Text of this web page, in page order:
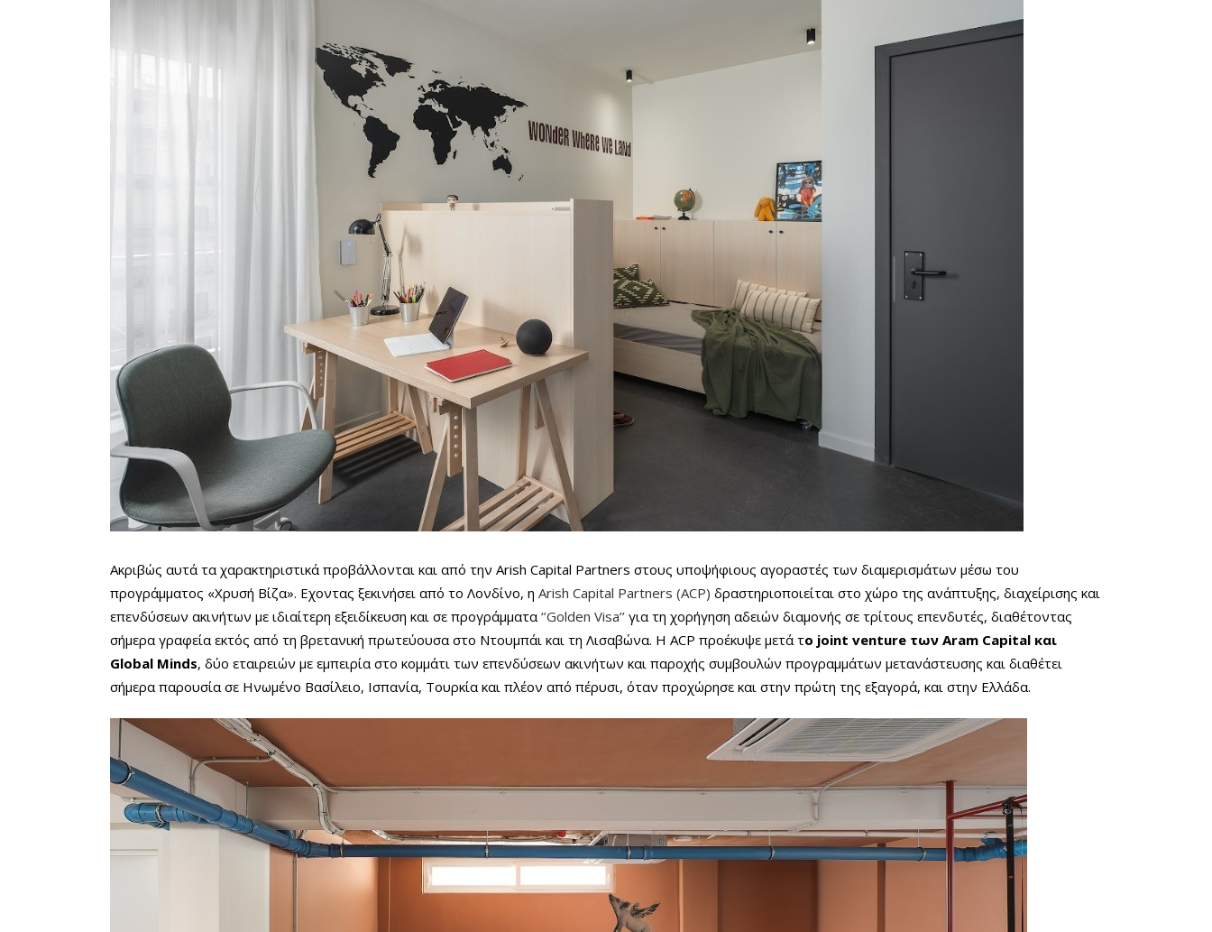
Ακριβώς αυτά τα χαρακτηριστικά προβάλλονται και από την Arish Capital Partners στους υποψήφιους αγοραστές των διαμερισμάτων μέσω του
προγράμματος «Χρυσή Βίζα». Εχοντας ξεκινήσει από το Λονδίνο, η Arish Capital Partners (ACP) δραστηριοποιείται στο χώρο της ανάπτυξης, διαχείρισης και
επενδύσεων ακινήτων με ιδιαίτερη εξειδίκευση και σε προγράμματα‘’Golden Visa’’ για τη χορήγηση αδειών διαμονής σε τρίτους επενδυτές, διαθέτοντας
σήμερα γραφεία εκτός από τη βρετανική πρωτεύουσα στο Ντουμπάι και τη Λισαβώνα. Η ACP προέκυψε μετά το joint venture των Aram Capital και
Global Minds, δύο εταιρειών με εμπειρία στο κομμάτι των επενδύσεων ακινήτων και παροχής συμβουλών προγραμμάτων μετανάστευσης και διαθέτει
σήμερα παρουσία σε Ηνωμένο Βασίλειο, Ισπανία, Τουρκία και πλέον από πέρυσι, όταν προχώρησε και στην πρώτη της εξαγορά, και στην Ελλάδα.